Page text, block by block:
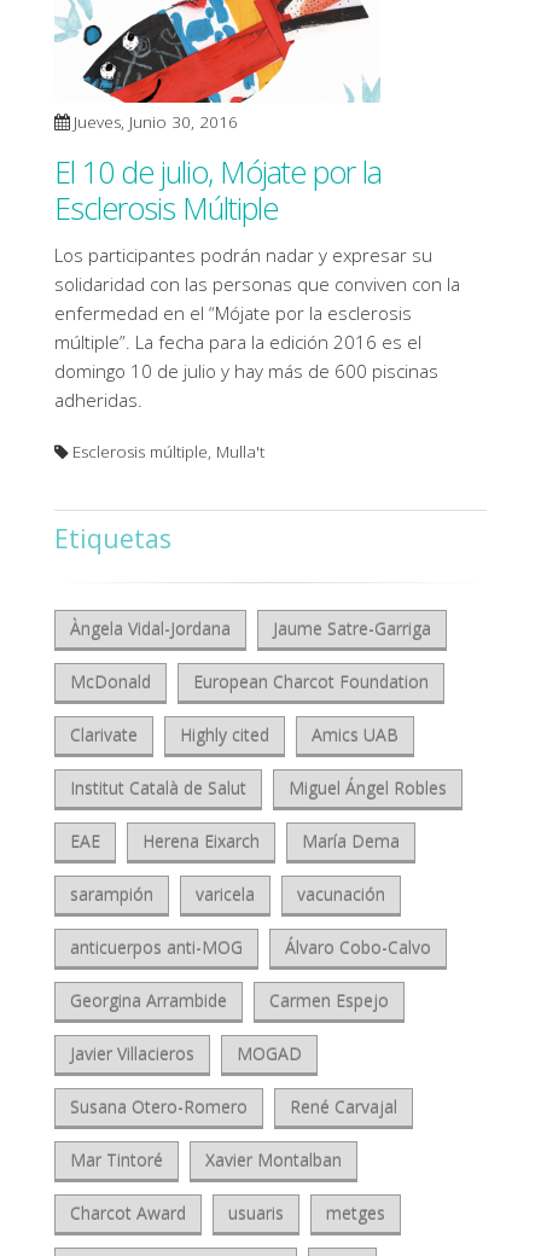
Jueves, Junio 30, 2016
El 10 de julio, Mójate por la
Esclerosis Múltiple
Los participantes podrán nadar y expresar su
solidaridad con las personas que conviven con la
enfermedad en el “Mójate por la esclerosis
múltiple”. La fecha para la edición 2016 es el
domingo 10 de julio y hay más de 600 piscinas
adheridas.
Esclerosis múltiple, Mulla't
Etiquetas
Àngela Vidal-Jordana Jaume Satre-Garriga
McDonald European Charcot Foundation
Clarivate Highly cited Amics UAB
Institut Català de Salut Miguel Ángel Robles
EAE Herena Eixarch María Dema
sarampión varicela vacunación
anticuerpos anti-MOG Álvaro Cobo-Calvo
Georgina Arrambide Carmen Espejo
Javier Villacieros MOGAD
Susana Otero-Romero René Carvajal
Mar Tintoré Xavier Montalban
Charcot Award usuaris metges